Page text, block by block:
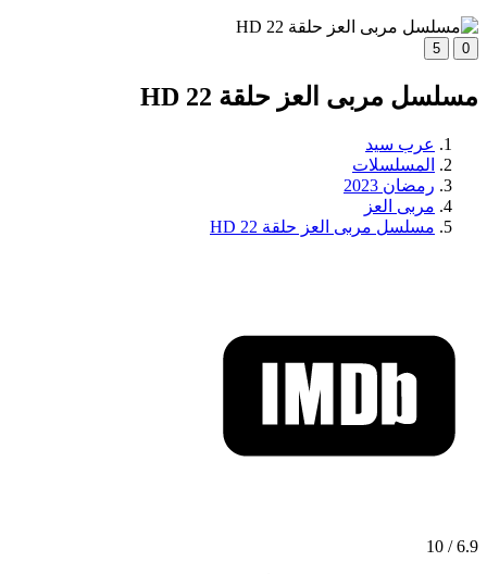
0
5
مسلسل مربى العز حلقة 22 HD
عرب سيد
المسلسلات
رمضان 2023
مربى العز
مسلسل مربى العز حلقة 22 HD
6.9 / 10